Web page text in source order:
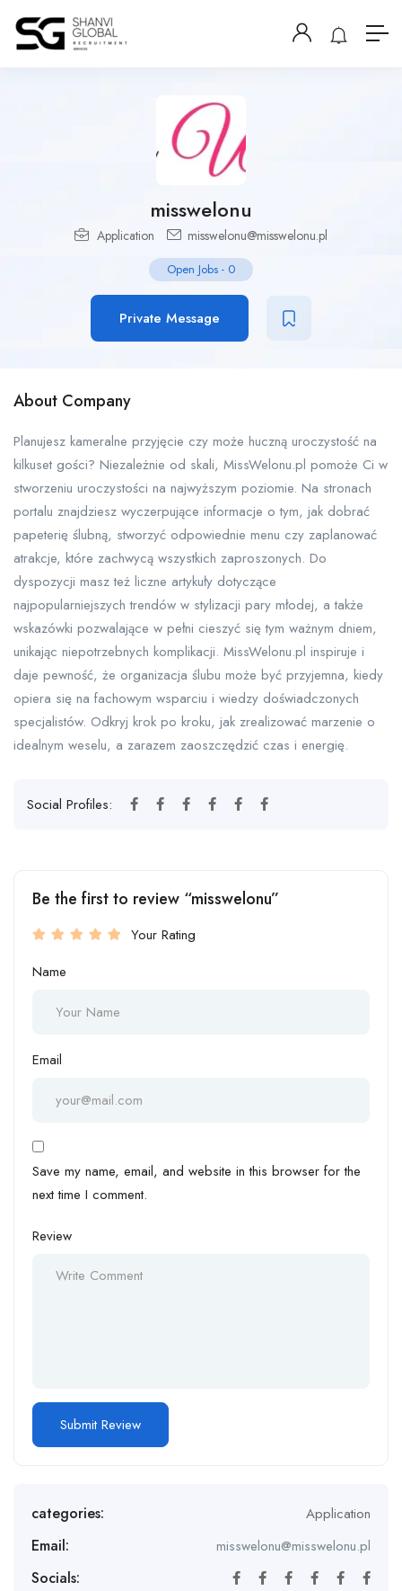
misswelonu
Application misswelonu@misswelonu.pl
Open Jobs - 0
Private Message
About Company
Planujesz kameralne przyjęcie czy może huczną uroczystość na
kilkuset gości? Niezależnie od skali, MissWelonu.pl pomoże Ci w
stworzeniu uroczystości na najwyższym poziomie. Na stronach
portalu znajdziesz wyczerpujące informacje o tym, jak dobrać
papeterię ślubną, stworzyć odpowiednie menu czy zaplanować
atrakcje, które zachwycą wszystkich zaproszonych. Do
dyspozycji masz też liczne artykuły dotyczące
najpopularniejszych trendów w stylizacji pary młodej, a także
wskazówki pozwalające w pełni cieszyć się tym ważnym dniem,
unikając niepotrzebnych komplikacji. MissWelonu.pl inspiruje i
daje pewność, że organizacja ślubu może być przyjemna, kiedy
opiera się na fachowym wsparciu i wiedzy doświadczonych
specjalistów. Odkryj krok po kroku, jak zrealizować marzenie o
idealnym weselu, a zarazem zaoszczędzić czas i energię.
Social Profiles:
Be the first to review “misswelonu”
Your Rating
Name
Email
Save my name, email, and website in this browser for the
next time I comment.
Review
categories: Application
Email: misswelonu@misswelonu.pl
Socials: